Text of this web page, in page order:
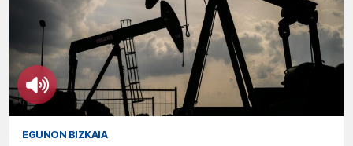
EGUNON BIZKAIA